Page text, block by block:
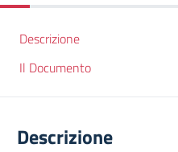
Descrizione
Il Documento
Descrizione